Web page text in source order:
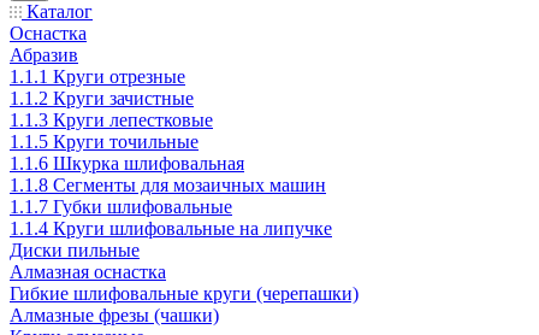
Каталог
Оснастка
Абразив
1.1.1 Круги отрезные
1.1.2 Круги зачистные
1.1.3 Круги лепестковые
1.1.5 Круги точильные
1.1.6 Шкурка шлифовальная
1.1.8 Сегменты для мозаичных машин
1.1.7 Губки шлифовальные
1.1.4 Круги шлифовальные на липучке
Диски пильные
Алмазная оснастка
Гибкие шлифовальные круги (черепашки)
Алмазные фрезы (чашки)